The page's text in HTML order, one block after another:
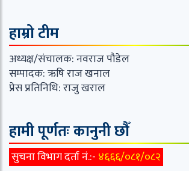
हाम्रो टीम
अध्यक्ष/संचालक: नवराज पौडेल
सम्पादक: ऋषि राज खनाल
प्रेस प्रतिनिधि: राजु खराल
हामी पूर्णतः कानुनी छौँ
सुचना विभाग दर्ता नं.:- ४६६६/०८१/०८२